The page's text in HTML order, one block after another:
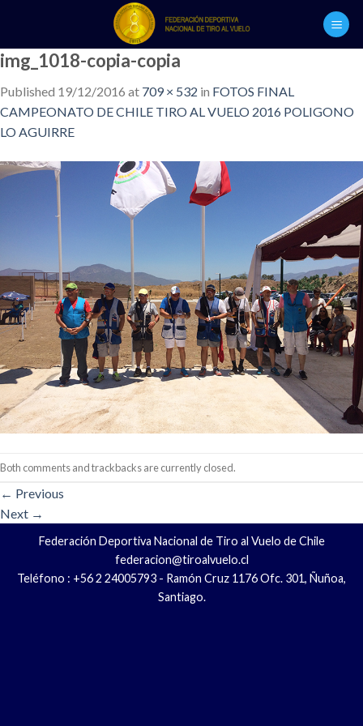
content
img_1018-copia-copia
Published 19/12/2016 at 709 × 532 in FOTOS FINAL
CAMPEONATO DE CHILE TIRO AL VUELO 2016 POLIGONO
LO AGUIRRE
Both comments and trackbacks are currently closed.
← Previous
Next →
Federación Deportiva Nacional de Tiro al Vuelo de Chile
federacion@tiroalvuelo.cl
Teléfono : +56 2 24005793 - Ramón Cruz 1176 Ofc. 301, Ñuñoa,
Santiago.